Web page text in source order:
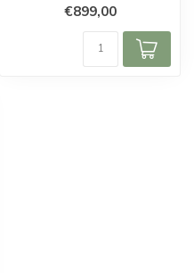
cobre ultra...
€899,00